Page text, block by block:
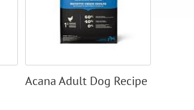
Acana Adult Dog Recipe